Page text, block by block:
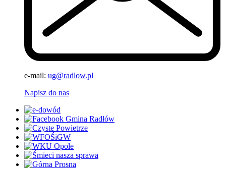
e-mail: ug@radlow.pl
Napisz do nas